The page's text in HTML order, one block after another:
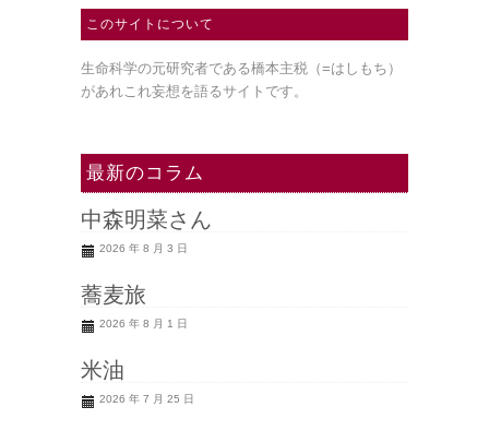
このサイトについて
生命科学の元研究者である橋本主税（=はしもち）
があれこれ妄想を語るサイトです。
最新のコラム
中森明菜さん
2026 年 8 月 3 日
蕎麦旅
2026 年 8 月 1 日
米油
2026 年 7 月 25 日